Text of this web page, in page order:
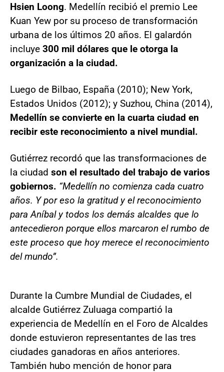
Hsien Loong. Medellín recibió el premio Lee
Kuan Yew por su proceso de transformación
urbana de los últimos 20 años. El galardón
incluye 300 mil dólares que le otorga la
organización a la ciudad.
Luego de Bilbao, España (2010); New York,
Estados Unidos (2012); y Suzhou, China (2014),
Medellín se convierte en la cuarta ciudad en
recibir este reconocimiento a nivel mundial.
Gutiérrez recordó que las transformaciones de
la ciudad son el resultado del trabajo de varios
gobiernos. “Medellín no comienza cada cuatro
años. Y por eso la gratitud y el reconocimiento
para Aníbal y todos los demás alcaldes que lo
antecedieron porque ellos marcaron el rumbo de
este proceso que hoy merece el reconocimiento
del mundo”.
Durante la Cumbre Mundial de Ciudades, el
alcalde Gutiérrez Zuluaga compartió la
experiencia de Medellín en el Foro de Alcaldes
donde estuvieron representantes de las tres
ciudades ganadoras en años anteriores.
También hubo mención de honor para